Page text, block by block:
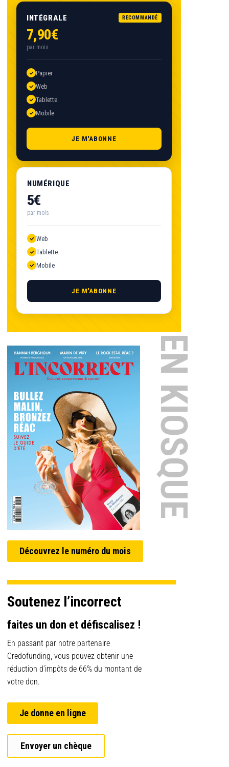
INTÉGRALE RECOMMANDÉ
7,90€
par mois
Papier
Web
Tablette
Mobile
JE M'ABONNE
NUMÉRIQUE
5€
par mois
Web
Tablette
Mobile
JE M'ABONNE
EN KIOSQUE
Découvrez le numéro du mois
Soutenez l’incorrect
faites un don et défiscalisez !
En passant par notre partenaire
Credofunding, vous pouvez obtenir une
réduction d’impôts de 66% du montant de
votre don.
Je donne en ligne
Envoyer un chèque